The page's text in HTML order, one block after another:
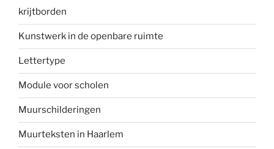
krijtborden
Kunstwerk in de openbare ruimte
Lettertype
Module voor scholen
Muurschilderingen
Muurteksten in Haarlem